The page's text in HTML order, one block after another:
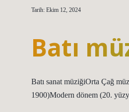
Tarih: Ekim 12, 2024
Batı
Batı sanat müziğiOrta Çağ
1900)Modern dönem (20.